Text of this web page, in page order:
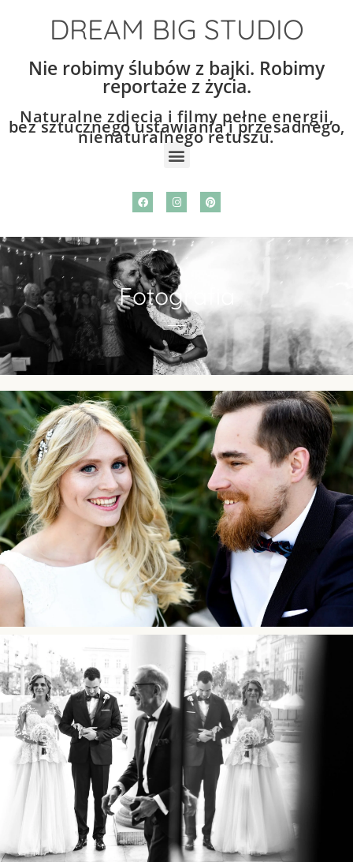
DREAM BIG STUDIO
Nie robimy ślubów z bajki. Robimy
reportaże z życia.
Naturalne zdjęcia i filmy pełne energii,
bez sztucznego ustawiania i przesadnego,
nienaturalnego retuszu.
Fotografia